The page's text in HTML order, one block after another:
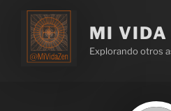
MI VIDA
Explorando otros